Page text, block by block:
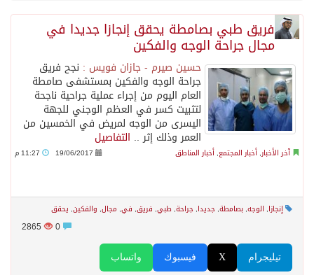
⁠⁠⁠فريق طبي بصامطة يحقق إنجازا جديدا في
مجال جراحة الوجه والفكين
حسين صيرم - جازان فويس : نجح فريق
جراحة الوجه والفكين بمستشفى صامطة
العام اليوم من إجراء عملية جراحية ناجحة
لتثبيت كسر في العظم الوجني للجهة
اليسرى من الوجه لمريض في الخمسين من
العمر وذلك إثر .. التفاصيل
آخر الأخبار, أخبار المجتمع, أخبار المناطق 19/06/2017
إنجازا, الوجه, بصامطة, جديدا, جراحة, طبي, فريق, في, مجال, والفكين, يحقق
2865
واتساب فيسبوك X تيليجرام